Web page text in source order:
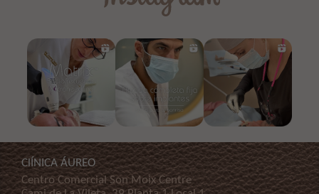
ClÍNICA ÁUREO
Centro Comercial Son Moix Centre